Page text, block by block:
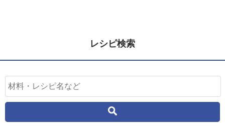
レシピ検索